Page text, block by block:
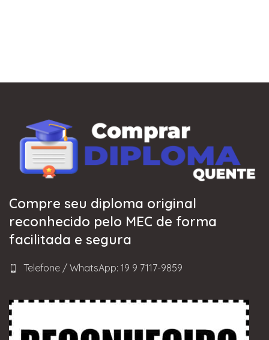
Compre seu diploma original
reconhecido pelo MEC de forma
facilitada e segura
Telefone / WhatsApp: 19 9 7117-9859